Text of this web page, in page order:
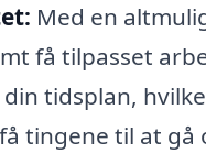
Med en
få tilpasset
tidsplan,
tingene til at gå